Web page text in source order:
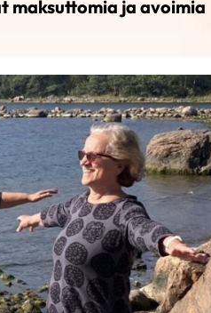
maksuttomia ja avoimia